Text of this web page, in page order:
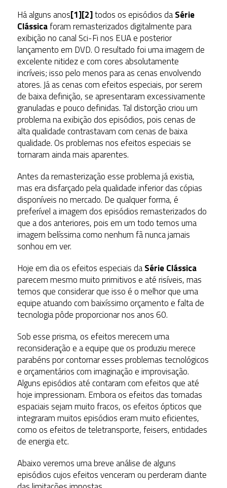
Há alguns anos[1][2]todos os episódios daSérie
Clássicaforam remasterizados digitalmente para
exibição no canal Sci-Fi nos EUA e posterior
lançamento em DVD. O resultado foi uma imagem de
excelente nitidez e com cores absolutamente
incríveis; isso pelo menos para as cenas envolvendo
atores. Já as cenas com efeitos especiais, por serem
de baixa definição, se apresentaram excessivamente
granuladas e pouco definidas. Tal distorção criou um
problema na exibição dos episódios, pois cenas de
alta qualidade contrastavam com cenas de baixa
qualidade. Os problemas nos efeitos especiais se
tornaram ainda mais aparentes.
Antes da remasterização esse problema já existia,
mas era disfarçado pela qualidade inferior das cópias
disponíveis no mercado. De qualquer forma, é
preferível a imagem dos episódios remasterizados do
que a dos anteriores, pois em um todo temos uma
imagem belíssima como nenhum fã nunca jamais
sonhou em ver.
Hoje em dia os efeitos especiais daSérie Clássica
parecem mesmo muito primitivos e até risíveis, mas
temos que considerar que isso é o melhor que uma
equipe atuando com baixíssimo orçamento e falta de
tecnologia pôde proporcionar nos anos 60.
Sob esse prisma, os efeitos merecem uma
reconsideração e a equipe que os produziu merece
parabéns por contornar esses problemas tecnológicos
e orçamentários com imaginação e improvisação.
Alguns episódios até contaram com efeitos que até
hoje impressionam. Embora os efeitos das tomadas
espaciais sejam muito fracos, os efeitos ópticos que
integraram muitos episódios eram muito eficientes,
como os efeitos de teletransporte, feisers, entidades
de energia etc.
Abaixo veremos uma breve análise de alguns
episódios cujos efeitos venceram ou perderam diante